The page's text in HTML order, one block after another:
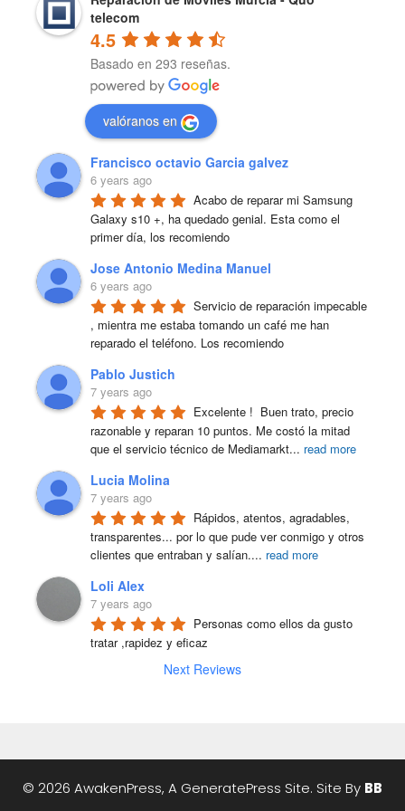
telecom
4.5
Basado en 293 reseñas.
valóranos en
Francisco octavio Garcia galvez
6 years ago
Acabo de reparar mi Samsung
Galaxy s10 +, ha quedado genial. Esta como el
primer día, los recomiendo
Jose Antonio Medina Manuel
6 years ago
Servicio de reparación impecable
, mientra me estaba tomando un café me han
reparado el teléfono. Los recomiendo
Pablo Justich
7 years ago
Excelente !  Buen trato, precio
razonable y reparan 10 puntos. Me costó la mitad
que el servicio técnico de Mediamarkt... read more
Lucia Molina
7 years ago
Rápidos, atentos, agradables,
transparentes... por lo que pude ver conmigo y otros
clientes que entraban y salían.... read more
Loli Alex
7 years ago
Personas como ellos da gusto
tratar ,rapidez y eficaz
Next Reviews
© 2026 AwakenPress, A GeneratePress Site. Site By BB